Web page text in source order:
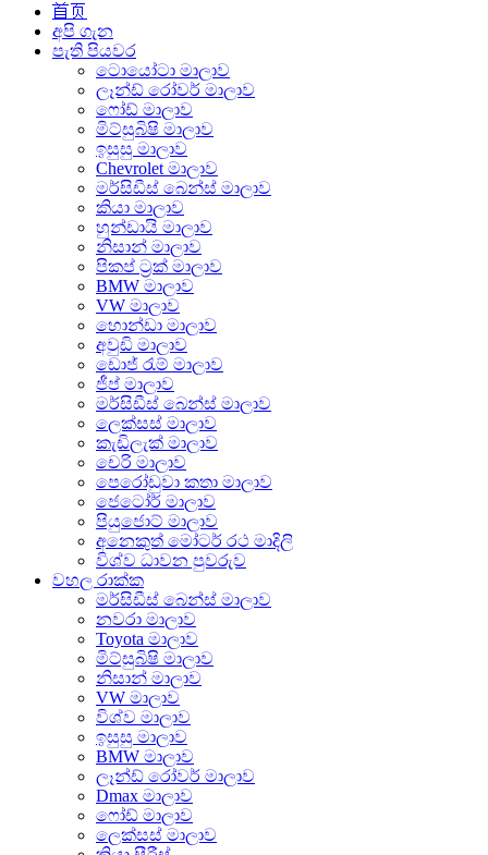
首页
අපි ගැන
පැති පියවර
ටොයෝටා මාලාව
ලෑන්ඩ් රෝවර් මාලාව
ෆෝඩ් මාලාව
මිට්සුබිෂි මාලාව
ඉසුසු මාලාව
Chevrolet මාලාව
මර්සිඩීස් බෙන්ස් මාලාව
කියා මාලාව
හුන්ඩායි මාලාව
නිසාන් මාලාව
පිකප් ට්‍රක් මාලාව
BMW මාලාව
VW මාලාව
හොන්ඩා මාලාව
අවුඩි මාලාව
ඩොජ් රැම් මාලාව
ජීප් මාලාව
මර්සිඩීස් බෙන්ස් මාලාව
ලෙක්සස් මාලාව
කැඩිලැක් මාලාව
චෙරි මාලාව
පෙරෝඩුවා කතා මාලාව
ජෙටෝර් මාලාව
පියුජොට් මාලාව
අනෙකුත් මෝටර් රථ මාදිලි
විශ්ව ධාවන පුවරුව
වහල රාක්ක
මර්සිඩීස් බෙන්ස් මාලාව
නවරා මාලාව
Toyota මාලාව
මිට්සුබිෂි මාලාව
නිසාන් මාලාව
VW මාලාව
විශ්ව මාලාව
ඉසුසු මාලාව
BMW මාලාව
ලෑන්ඩ් රෝවර් මාලාව
Dmax මාලාව
ෆෝඩ් මාලාව
ලෙක්සස් මාලාව